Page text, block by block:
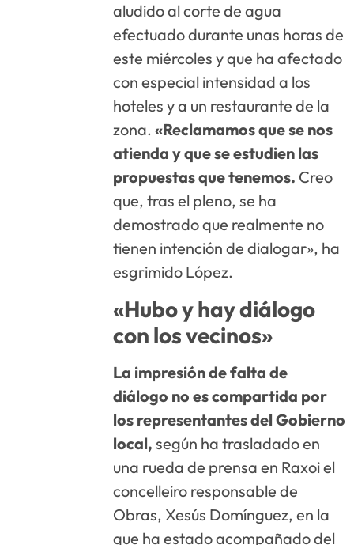
aludido al corte de agua
efectuado durante unas horas de
este miércoles y que ha afectado
con especial intensidad a los
hoteles y a un restaurante de la
zona. «Reclamamos que se nos
atienda y que se estudien las
propuestas que tenemos. Creo
que, tras el pleno, se ha
demostrado que realmente no
tienen intención de dialogar», ha
esgrimido López.
«Hubo y hay diálogo
con los vecinos»
La impresión de falta de
diálogo no es compartida por
los representantes del Gobierno
local, según ha trasladado en
una rueda de prensa en Raxoi el
concelleiro responsable de
Obras, Xesús Domínguez, en la
que ha estado acompañado del